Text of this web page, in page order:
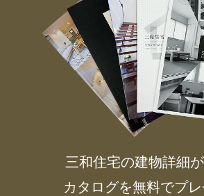
三和住宅の建物詳細
カタログを無料でプ